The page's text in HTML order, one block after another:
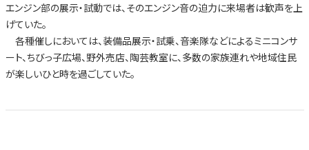
エンジン部の展示・試動では、そのエンジン音の迫力に来場者は歓声を上
げていた。
各種催しにおいては、装備品展示・試乗、音楽隊などによるミニコンサ
ート、ちびっ子広場、野外売店、陶芸教室に、多数の家族連れや地域住民
が楽しいひと時を過ごしていた。